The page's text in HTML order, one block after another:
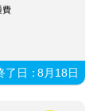
費
了日：8月18日